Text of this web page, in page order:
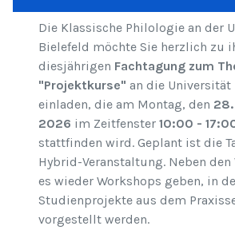
Die Klassische Philologie an der
Bielefeld möchte Sie herzlich zu
diesjährigen Fachtagung zum
"Projektkurse" an die Universität
einladen, die am Montag, den
2026 im Zeitfenster 10:00 -
stattfinden wird. Geplant ist die
Hybrid-Veranstaltung. Neben
es wieder Workshops geben, in
Studienprojekte aus dem
vorgestellt werden.